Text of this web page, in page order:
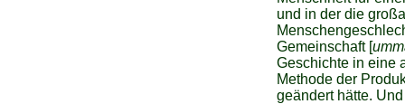
und in der die
Gemeinschaft [
Geschichte in eine
Methode der
geändert hätte.